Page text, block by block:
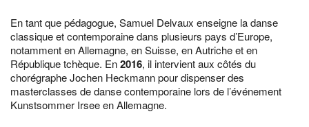
En tant que pédagogue, Samuel Delvaux enseigne la danse
classique et contemporaine dans plusieurs pays d’Europe,
notamment en Allemagne, en Suisse, en Autriche et en
République tchèque. En2016, il intervient aux côtés du
chorégraphe Jochen Heckmann pour dispenser des
masterclasses de danse contemporaine lors de l’événement
Kunstsommer Irsee en Allemagne.